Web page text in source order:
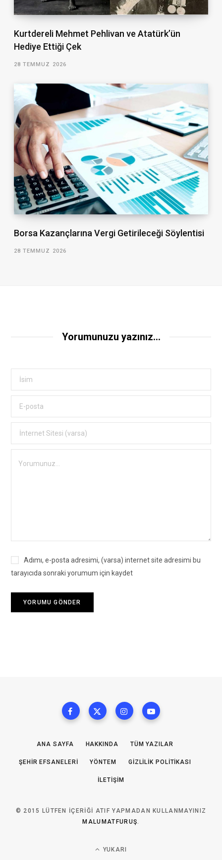
Kurtdereli Mehmet Pehlivan ve Atatürk’ün
Hediye Ettiği Çek
28 TEMMUZ 2026
Borsa Kazançlarına Vergi Getirileceği Söylentisi
28 TEMMUZ 2026
Yorumunuzu yazınız...
Adımı, e-posta adresimi, (varsa) internet site adresimi bu
tarayıcıda sonraki yorumum için kaydet
ANA SAYFA HAKKINDA TÜM YAZILAR
ŞEHIR EFSANELERI YÖNTEM GIZLILIK POLITIKASI
İLETIŞIM
© 2015 LÜTFEN IÇERIĞI ATIF YAPMADAN KULLANMAYINIZ
MALUMATFURUŞ
YUKARI